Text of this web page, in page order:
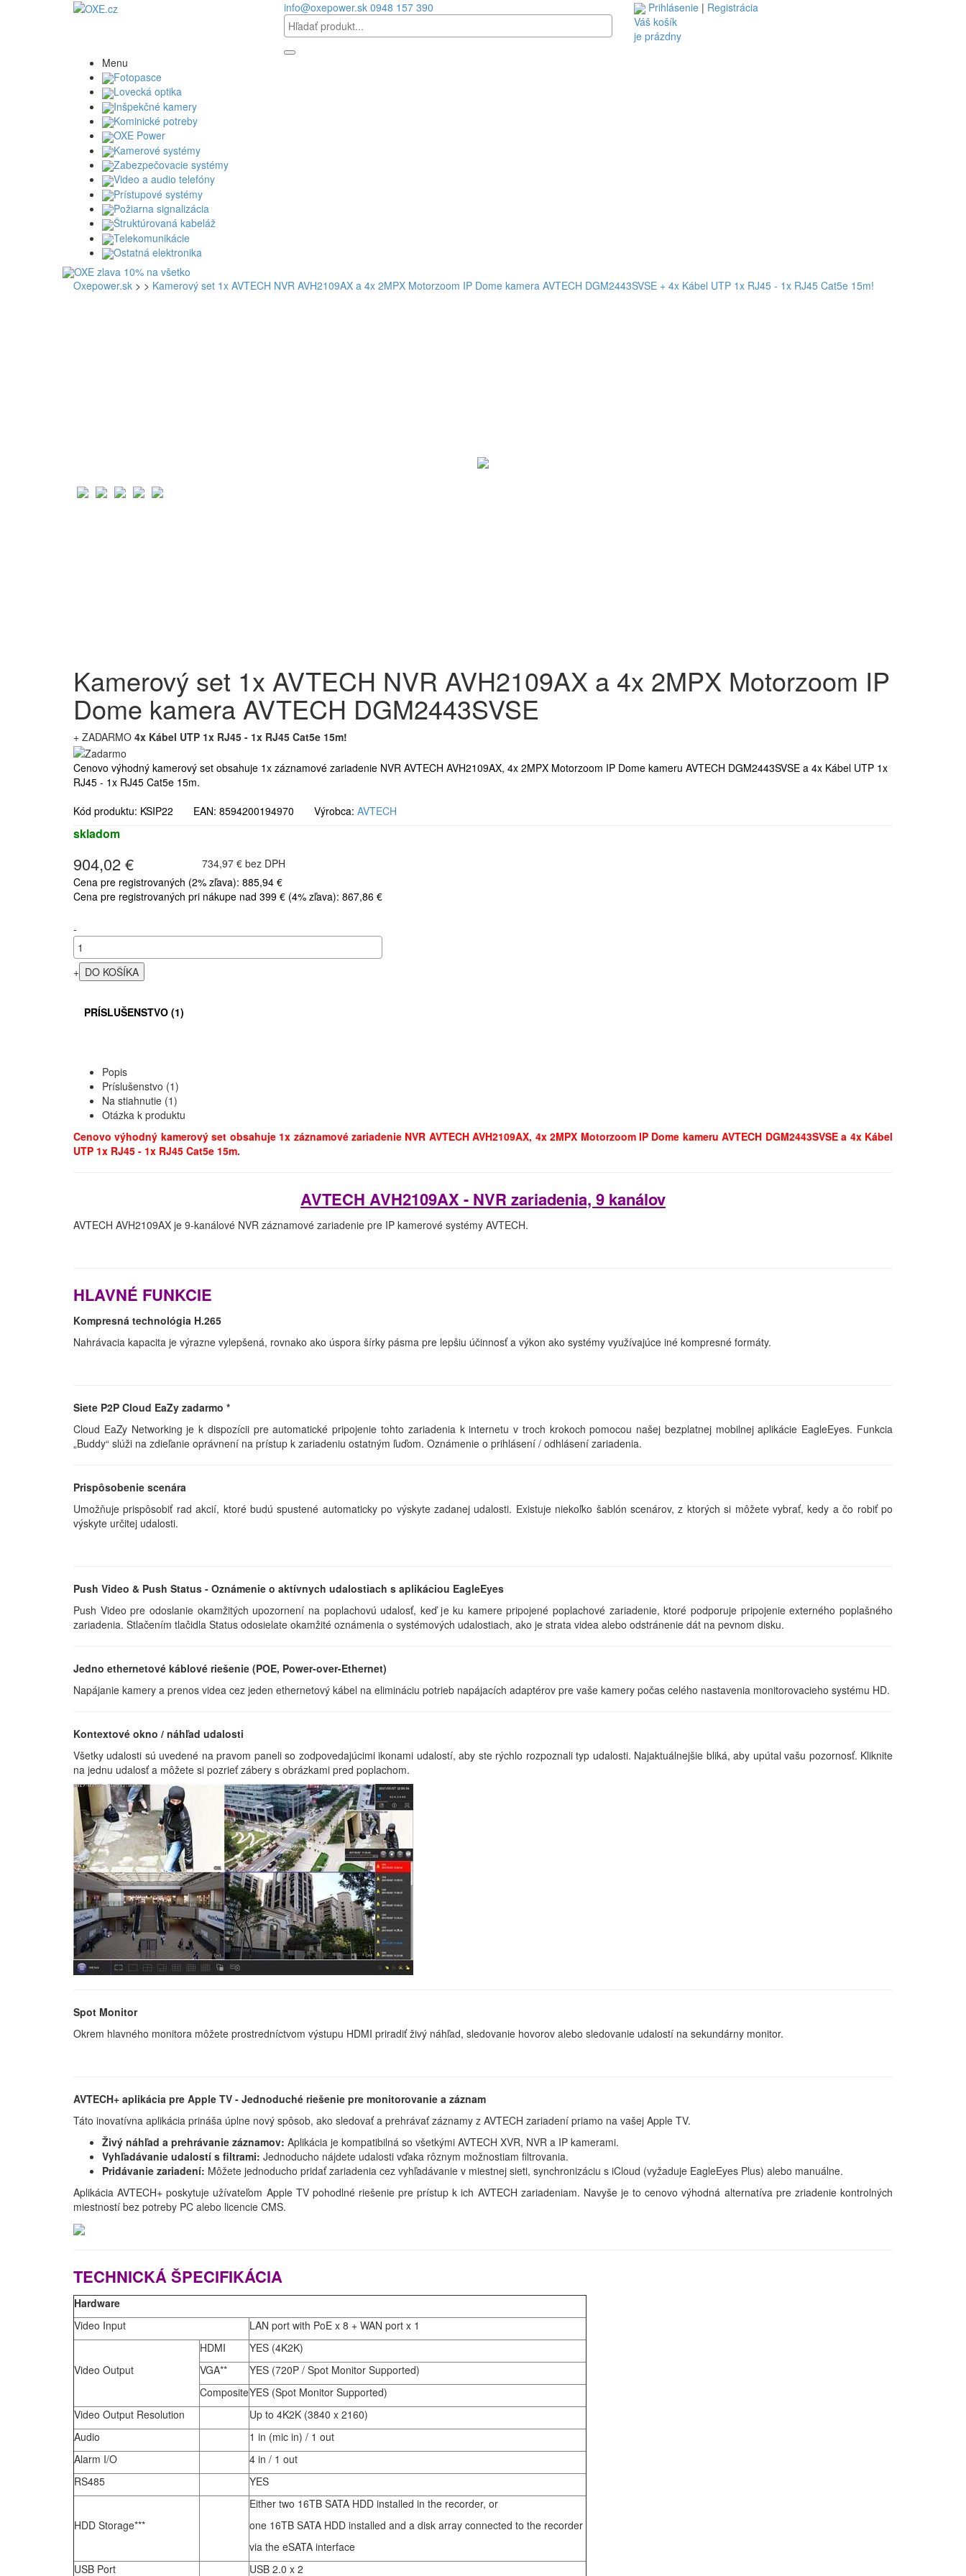
info@oxepower.sk 0948 157 390 Prihlásenie | Registrácia
Váš košík
je prázdny
Menu
Fotopasce
Lovecká optika
Inšpekčné kamery
Kominické potreby
OXE Power
Kamerové systémy
Zabezpečovacie systémy
Video a audio telefóny
Prístupové systémy
Požiarna signalizácia
Štruktúrovaná kabeláž
Telekomunikácie
Ostatná elektronika
Oxepower.sk > > Kamerový set 1x AVTECH NVR AVH2109AX a 4x 2MPX Motorzoom IP Dome kamera AVTECH DGM2443SVSE + 4x Kábel UTP 1x RJ45 - 1x RJ45 Cat5e 15m!
Kamerový set 1x AVTECH NVR AVH2109AX a 4x 2MPX Motorzoom IP
Dome kamera AVTECH DGM2443SVSE
+ ZADARMO 4x Kábel UTP 1x RJ45 - 1x RJ45 Cat5e 15m!
Cenovo výhodný kamerový set obsahuje 1x záznamové zariadenie NVR AVTECH AVH2109AX, 4x 2MPX Motorzoom IP Dome kameru AVTECH DGM2443SVSE a 4x Kábel UTP 1x
RJ45 - 1x RJ45 Cat5e 15m.
Kód produktu: KSIP22 EAN: 8594200194970 Výrobca: AVTECH
skladom
904,02 €
734,97 € bez DPH
Cena pre registrovaných (2% zľava): 885,94 €
Cena pre registrovaných pri nákupe nad 399 € (4% zľava): 867,86 €
-
+
PRÍSLUŠENSTVO (1)
Popis
Príslušenstvo (1)
Na stiahnutie (1)
Otázka k produktu
Cenovo výhodný kamerový set obsahuje 1x záznamové zariadenie NVR AVTECH AVH2109AX, 4x 2MPX Motorzoom IP Dome kameru AVTECH DGM2443SVSE a 4x Kábel
UTP 1x RJ45 - 1x RJ45 Cat5e 15m.
AVTECH AVH2109AX - NVR zariadenia, 9 kanálov
AVTECH AVH2109AX je 9-kanálové NVR záznamové zariadenie pre IP kamerové systémy AVTECH.
HLAVNÉ FUNKCIE
Kompresná technológia H.265
Nahrávacia kapacita je výrazne vylepšená, rovnako ako úspora šírky pásma pre lepšiu účinnosť a výkon ako systémy využívajúce iné kompresné formáty.
Siete P2P Cloud EaZy zadarmo *
Cloud EaZy Networking je k dispozícii pre automatické pripojenie tohto zariadenia k internetu v troch krokoch pomocou našej bezplatnej mobilnej aplikácie EagleEyes. Funkcia
„Buddy“ slúži na zdieľanie oprávnení na prístup k zariadeniu ostatným ľuďom. Oznámenie o prihlásení / odhlásení zariadenia.
Prispôsobenie scenára
Umožňuje prispôsobiť rad akcií, ktoré budú spustené automaticky po výskyte zadanej udalosti. Existuje niekoľko šablón scenárov, z ktorých si môžete vybrať, kedy a čo robiť po
výskyte určitej udalosti.
Push Video & Push Status - Oznámenie o aktívnych udalostiach s aplikáciou EagleEyes
Push Video pre odoslanie okamžitých upozornení na poplachovú udalosť, keď je ku kamere pripojené poplachové zariadenie, ktoré podporuje pripojenie externého poplašného
zariadenia. Stlačením tlačidla Status odosielate okamžité oznámenia o systémových udalostiach, ako je strata videa alebo odstránenie dát na pevnom disku.
Jedno ethernetové káblové riešenie (POE, Power-over-Ethernet)
Napájanie kamery a prenos videa cez jeden ethernetový kábel na elimináciu potrieb napájacích adaptérov pre vaše kamery počas celého nastavenia monitorovacieho systému HD.
Kontextové okno / náhľad udalosti
Všetky udalosti sú uvedené na pravom paneli so zodpovedajúcimi ikonami udalostí, aby ste rýchlo rozpoznali typ udalosti. Najaktuálnejšie bliká, aby upútal vašu pozornosť. Kliknite
na jednu udalosť a môžete si pozrieť zábery s obrázkami pred poplachom.
Spot Monitor
Okrem hlavného monitora môžete prostredníctvom výstupu HDMI priradiť živý náhľad, sledovanie hovorov alebo sledovanie udalostí na sekundárny monitor.
AVTECH+ aplikácia pre Apple TV - Jednoduché riešenie pre monitorovanie a záznam
Táto inovatívna aplikácia prináša úplne nový spôsob, ako sledovať a prehrávať záznamy z AVTECH zariadení priamo na vašej Apple TV.
Živý náhľad a prehrávanie záznamov: Aplikácia je kompatibilná so všetkými AVTECH XVR, NVR a IP kamerami.
Vyhľadávanie udalostí s filtrami: Jednoducho nájdete udalosti vďaka rôznym možnostiam filtrovania.
Pridávanie zariadení: Môžete jednoducho pridať zariadenia cez vyhľadávanie v miestnej sieti, synchronizáciu s iCloud (vyžaduje EagleEyes Plus) alebo manuálne.
Aplikácia AVTECH+ poskytuje užívateľom Apple TV pohodlné riešenie pre prístup k ich AVTECH zariadeniam. Navyše je to cenovo výhodná alternatíva pre zriadenie kontrolných
miestností bez potreby PC alebo licencie CMS.
TECHNICKÁ ŠPECIFIKÁCIA
Hardware
Video Input
LAN port with PoE x 8 + WAN port x 1
Video Output
HDMI
YES (4K2K)
VGA**
YES (720P / Spot Monitor Supported)
CompositeYES (Spot Monitor Supported)
Video Output Resolution
Up to 4K2K (3840 x 2160)
Audio
1 in (mic in) / 1 out
Alarm I/O
4 in / 1 out
RS485
YES
HDD Storage***
Either two 16TB SATA HDD installed in the recorder, or
one 16TB SATA HDD installed and a disk array connected to the recorder
via the eSATA interface
USB Port
USB 2.0 x 2